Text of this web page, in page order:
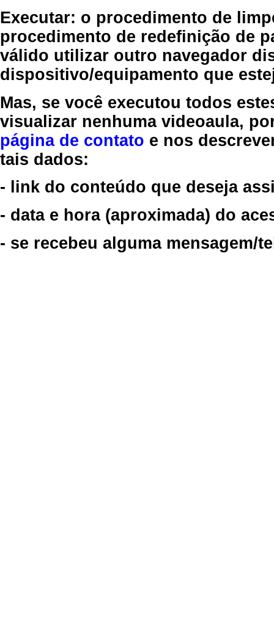
Executar: o procedimento de
procedimento de redefinição de
válido utilizar outro navegador
dispositivo/equipamento que
Mas, se você executou todos
visualizar nenhuma videoaula,
página de contato e nos
tais dados:
- link do conteúdo que deseja
- data e hora (aproximada) do
- se recebeu alguma mensagem/